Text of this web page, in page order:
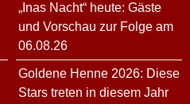
„Inas Nacht“ heute: Gäste
und Vorschau zur Folge am
06.08.26
Goldene Henne 2026: Diese
Stars treten in diesem Jahr